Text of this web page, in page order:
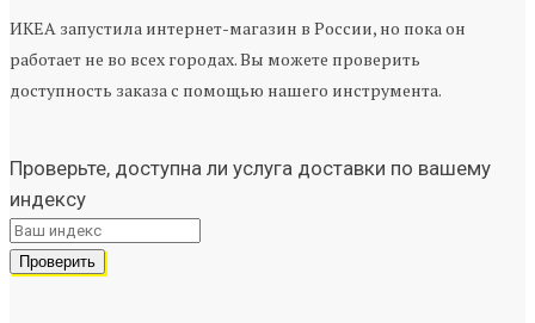
ИКЕА запустила интернет-магазин в России, но пока он
работает не во всех городах. Вы можете проверить
доступность заказа с помощью нашего инструмента.
Проверьте, доступна ли услуга доставки по вашему
индексу